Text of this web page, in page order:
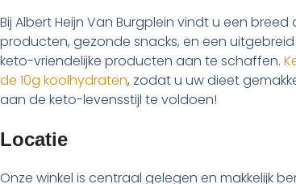
Bij Albert Heijn Van Burgplein vindt u een
producten, gezonde snacks, en een
keto-vriendelijke producten aan te schaffen.
de 10g koolhydraten, zodat u uw dieet
aan de keto-levensstijl te voldoen!
Locatie
Onze winkel is centraal gelegen en makkelijk